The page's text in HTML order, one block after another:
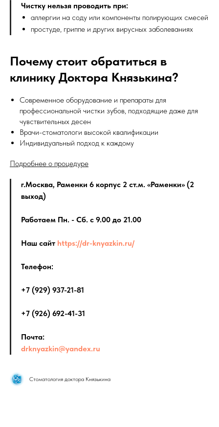
Чистку нельзя проводить при:
аллергии на соду или компоненты полирующих смесей
простуде, гриппе и других вирусных заболеваниях
Почему стоит обратиться в
клинику Доктора Князькина?
Современное оборудование и препараты для
профессиональной чистки зубов, подходящие даже для
чувствительных десен
Врачи-стоматологи высокой квалификации
Индивидуальный подход к каждому
Подробнее о процедуре
г.Москва, Раменки 6 корпус 2 ст.м. «Раменки» (2
выход)
Работаем Пн. - Сб. с 9.00 до 21.00
Наш сайт https://dr-knyazkin.ru/
Телефон:
+7 (929) 937-21-81
+7 (926) 692-41-31
Почта:
drknyazkin@yandex.ru
Стоматология доктора Князькина